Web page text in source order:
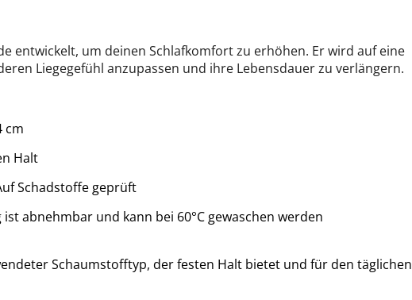
entwickelt, um deinen Schlafkomfort zu erhöhen. Er wird auf eine
Liegegefühl anzupassen und ihre Lebensdauer zu verlängern.
cm
Halt
Schadstoffe geprüft
ist abnehmbar und kann bei 60°C gewaschen werden
Schaumstofftyp, der festen Halt bietet und für den täglichen